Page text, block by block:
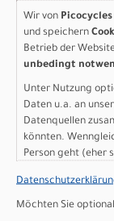
Modelljahr 2026
Lieferbar in
Art.Nr.
Farbe: flame
pro Stück
Grossartikel)
2.599,00
Wir von Picocycles
und speichern
Betrieb der
unbedingt
Unter Nutzung
Daten u.a. an
Datenquellen
könnten.
Person geht (eher
sind wie bei uns in
Möchten Sie